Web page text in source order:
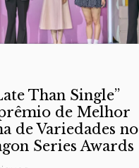
Than Single”
de Melhor
de Variedades no
Series Awards